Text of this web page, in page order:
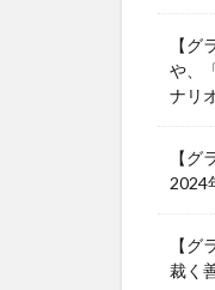
【
や、
ナリ
【
2024
【
裁く